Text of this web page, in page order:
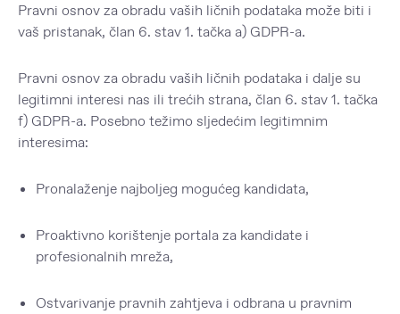
Pravni osnov za obradu vaših ličnih podataka može biti i
vaš pristanak, član 6. stav 1. tačka a) GDPR-a.
Pravni osnov za obradu vaših ličnih podataka i dalje su
legitimni interesi nas ili trećih strana, član 6. stav 1. tačka
f) GDPR-a. Posebno težimo sljedećim legitimnim
interesima:
Pronalaženje najboljeg mogućeg kandidata,
Proaktivno korištenje portala za kandidate i
profesionalnih mreža,
Ostvarivanje pravnih zahtjeva i odbrana u pravnim